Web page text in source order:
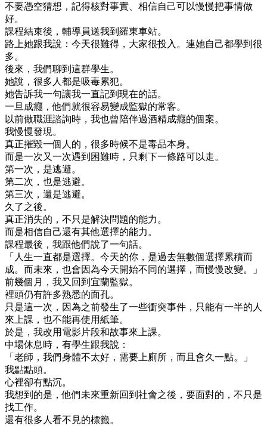
不要憑空猜想，記得核對事實、相信自己可以慢慢把事情做
好。
課程結束後，輔導員送我到羅東車站。
路上她跟我說：今天很難得，大家很投入。連她自己都學到很
多。
後來，我們聊到這群學生。
她說，很多人都是吸毒累犯。
她告訴我一句讓我一直記到現在的話。
一旦成癮，他們就很容易變成監獄的常客。
以前做職涯諮詢時，我也曾陪伴過酒精成癮的個案。
我慢慢發現。
真正摧毀一個人的，很多時候不是毒品本身。
而是一次又一次遇到困難時，只剩下一條路可以走。
第一次，是逃避。
第二次，也是逃避。
第三次，還是逃避。
久了之後。
真正消失的，不只是解決問題的能力。
而是相信自己還有其他選擇的能力。
課程最後，我跟他們說了一句話。
「人生一直都是選擇。今天的你，是過去無數個選擇累積而
成。而未來，也會因為今天開始不同的選擇，而慢慢改變。」
前幾個月，我又回到宜蘭監獄。
裡頭仍有許多熟悉的面孔。
只是這一次，因為之前發生了一些衝突事件，只能有一半的人
來上課，也不能再使用紙筆。
於是，我改用電影片段和故事來上課。
中場休息時，有學生跟我說：
「老師，我們身體不太好，需要上廁所，而且會久一點。」
我點點頭。
心裡卻有點沉。
我想到的是，他們未來重新回到社會之後，要面對的，不只是
找工作。
還有很多人看不見的標籤。